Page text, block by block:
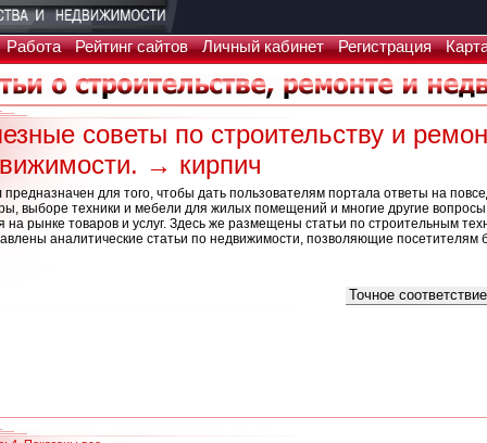
Работа Рейтинг сайтов Личный кабинет Регистрация
советы по строительству и
→ кирпич
предназначен для того, чтобы дать пользователям портала ответы на
выборе техники и мебели для жилых помещений и многие другие
на рынке товаров и услуг. Здесь же размещены статьи по строительным
аналитические статьи по недвижимости, позволяющие посетителям